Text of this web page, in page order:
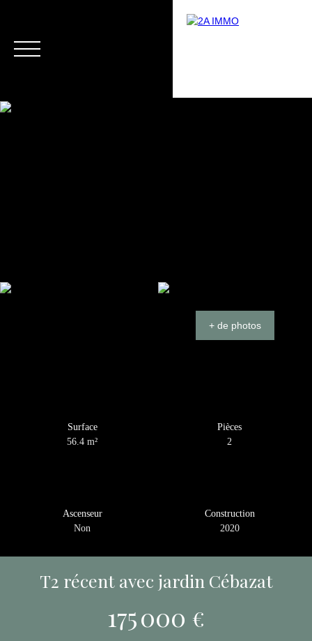
+ de photos
Surface
56.4m²
Pièces
2
Ascenseur
Non
Construction
2020
T2 récent avec jardin Cébazat
175 000 €